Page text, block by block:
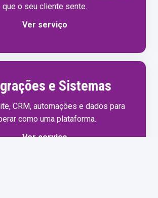
que o seu cliente sente.
Ver serviço
e Sistemas
CRM, automações e dados para
como uma plataforma.
Ver serviço